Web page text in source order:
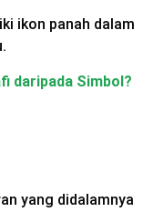
ikon panah dalam
daripada Simbol?
yang didalamnya